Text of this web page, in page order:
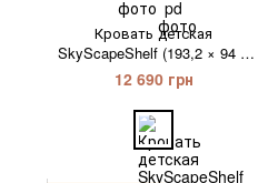
Кровать детская
SkyScapeShelf (193,2 × 94 ×
93,5 см, нимфея альба)
12 690 грн